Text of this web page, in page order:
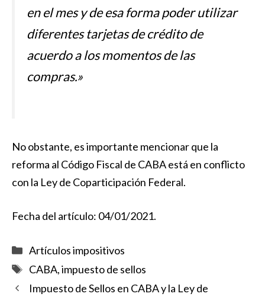
en el mes y de esa forma poder utilizar
diferentes tarjetas de crédito de
acuerdo a los momentos de las
compras.»
No obstante, es importante mencionar que la
reforma al Código Fiscal de CABAestá en conflicto
con la Ley de Coparticipación Federal.
Fecha del artículo: 04/01/2021.
Categorías
Artículos impositivos
Etiquetas
CABA,impuesto de sellos
Impuesto de Sellos en CABA y la Ley de